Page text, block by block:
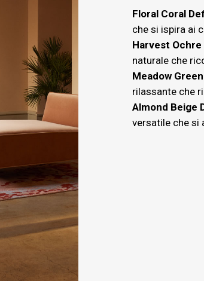
Floral Coral
che si ispira ai
Harvest Ochre
naturale che
Meadow
rilassante che
Almond Beige
versatile che si